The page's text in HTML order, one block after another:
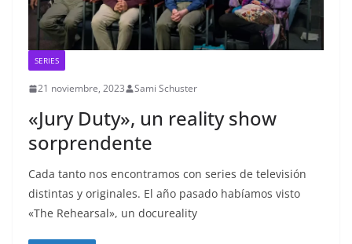
SERIES
21 noviembre, 2023 Sami Schuster
«Jury Duty», un reality show
sorprendente
Cada tanto nos encontramos con series de televisión
distintas y originales. El año pasado habíamos visto
«The Rehearsal», un docureality